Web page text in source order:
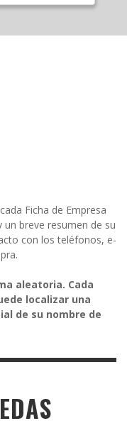
Ficha de Empresa
un breve resumen de su
con los teléfonos, e-
aleatoria. Cada
localizar una
de su nombre de